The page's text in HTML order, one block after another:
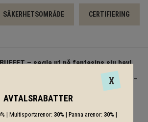
SÄKERHETSOMRÅDE CERTIFIERING
– segla ut på fantasins sju hav!
tak, golv, sittbänk och ovalt lekbord
–
som vill planera nästa skattjakt eller vila
X
AVTALSRABATTER
| Multisportarenor: 30% | Panna arenor: 30% |